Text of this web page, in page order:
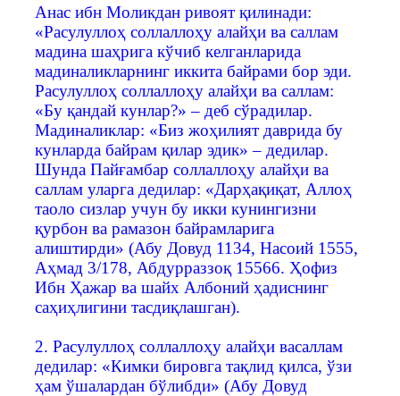
Анас ибн Моликдан ривоят қилинади:
«Расулуллоҳ соллаллоҳу алайҳи ва саллам
мадина шаҳрига кўчиб келганларида
мадиналикларнинг иккита байрами бор эди.
Расулуллоҳ соллаллоҳу алайҳи ва саллам:
«Бу қандай кунлар?» – деб сўрадилар.
Мадиналиклар: «Биз жоҳилият даврида бу
кунларда байрам қилар эдик» – дедилар.
Шунда Пайғамбар соллаллоҳу алайҳи ва
саллам уларга дедилар: «Дарҳақиқат, Аллоҳ
таоло сизлар учун бу икки кунингизни
қурбон ва рамазон байрамларига
алиштирди» (Абу Довуд 1134, Насоий 1555,
Аҳмад 3/178, Абдурраззоқ 15566. Ҳофиз
Ибн Ҳажар ва шайх Албоний ҳадиснинг
саҳиҳлигини тасдиқлашган).
2. Расулуллоҳ соллаллоҳу алайҳи васаллам
дедилар: «Кимки бировга тақлид қилса, ўзи
ҳам ўшалардан бўлибди» (Абу Довуд